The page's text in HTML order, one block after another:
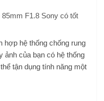
F1.8 Sony có tốt
hệ thống chống rung
ảnh của bạn có hệ thống
tận dụng tính năng một